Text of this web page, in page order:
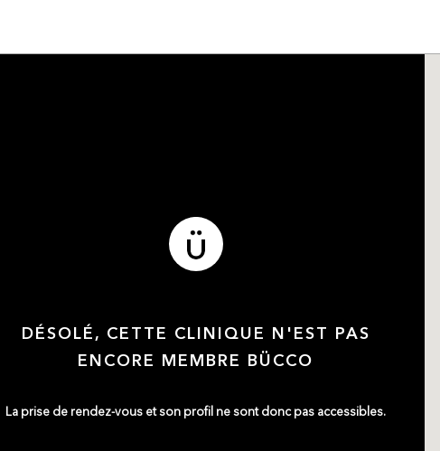
DÉSOLÉ, CETTE CLINIQUE N'EST PAS
ENCORE MEMBRE BÜCCO
La prise de rendez-vous et son profil ne sont donc pas accessibles.